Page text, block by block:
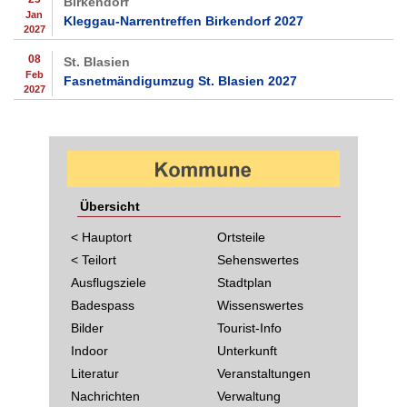
Jan
2027
Kleggau-Narrentreffen Birkendorf 2027
08
Feb
2027
St. Blasien
Fasnetmändigumzug St. Blasien 2027
Übersicht
< Hauptort
< Teilort
Ausflugsziele
Badespass
Bilder
Indoor
Literatur
Nachrichten
Ortsteile
Sehenswertes
Stadtplan
Wissenswertes
Tourist-Info
Unterkunft
Veranstaltungen
Verwaltung